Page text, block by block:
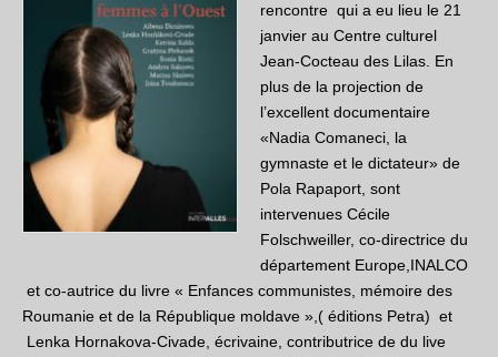
rencontre qui a eu lieu le 21
janvier au Centre culturel
Jean-Cocteau des Lilas. En
plus de la projection de
l’excellent documentaire
«Nadia Comaneci, la
gymnaste et le dictateur» de
Pola Rapaport, sont
intervenues Cécile
Folschweiller, co-directrice du
département Europe,INALCO
et co-autrice du livre « Enfances communistes, mémoire des
Roumanie et de la République moldave »,( éditions Petra) et
Lenka Hornakova-Civade, écrivaine, contributrice de du live